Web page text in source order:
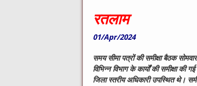
रतलाम
01/Apr/2024
समय सीमा पत्रों की समीक्षा बैठक
विभिन्न विभाग के कार्यों की समीक्षा
जिला स्तरीय अधिकारी उपस्थित थे।